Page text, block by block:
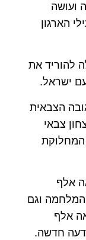
ועושה
הארגון
להוריד את
ישראל.
הצבאית
צבאי
המחלוקת
אלף
המלחמה וגם
אלף
חדשה.